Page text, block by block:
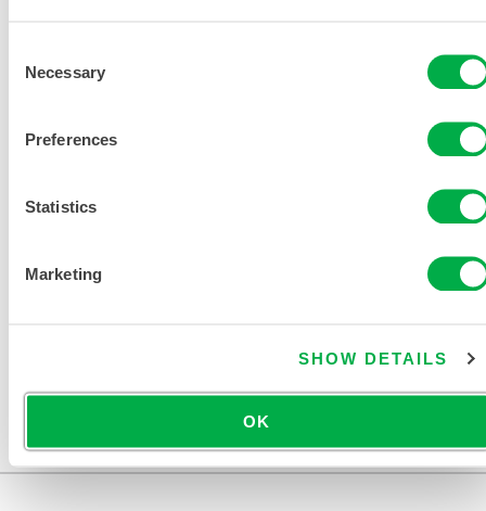
Selection
Necessary
Preferences
Statistics
Marketing
SHOW DETAILS
OK
911 EQUIPO DE EXTRICACIÓN
CANADÁ, MÉXICO.
...